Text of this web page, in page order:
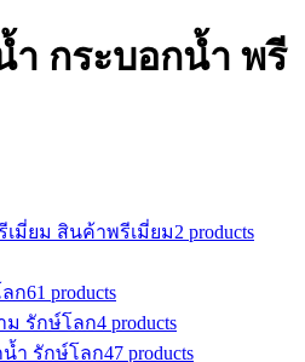
ำ กระบอกน้ำ พรี
เมี่ยม สินค้าพรีเมี่ยม2 products
ก61 products
ม รักษ์โลก4 products
ำ รักษ์โลก47 products